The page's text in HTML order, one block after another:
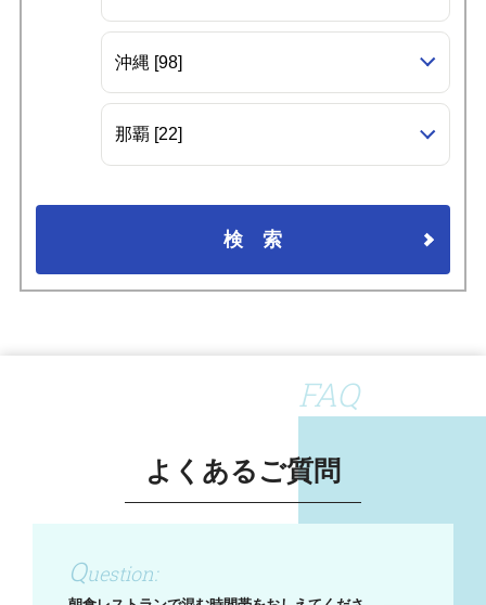
検索
FAQ
よくあるご質問